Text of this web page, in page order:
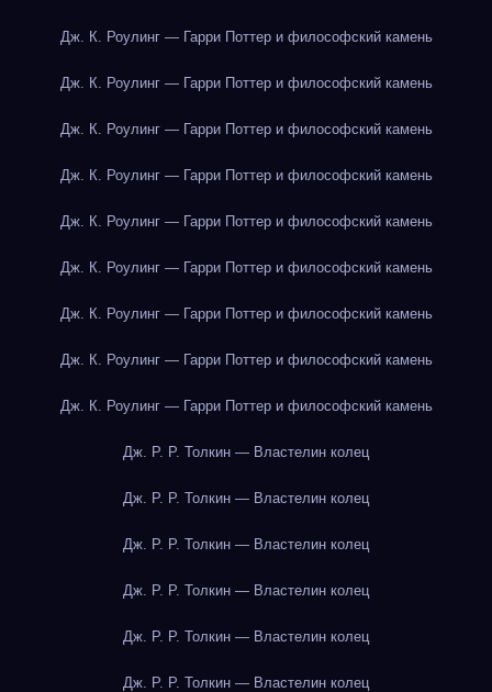
Дж. К. Роулинг — Гарри Поттер и философский камень
Дж. К. Роулинг — Гарри Поттер и философский камень
Дж. К. Роулинг — Гарри Поттер и философский камень
Дж. К. Роулинг — Гарри Поттер и философский камень
Дж. К. Роулинг — Гарри Поттер и философский камень
Дж. К. Роулинг — Гарри Поттер и философский камень
Дж. К. Роулинг — Гарри Поттер и философский камень
Дж. К. Роулинг — Гарри Поттер и философский камень
Дж. К. Роулинг — Гарри Поттер и философский камень
Дж. Р. Р. Толкин — Властелин колец
Дж. Р. Р. Толкин — Властелин колец
Дж. Р. Р. Толкин — Властелин колец
Дж. Р. Р. Толкин — Властелин колец
Дж. Р. Р. Толкин — Властелин колец
Дж. Р. Р. Толкин — Властелин колец